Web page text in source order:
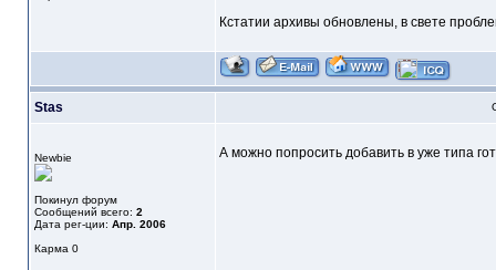
Кстатии архивы обновлены, в свете
Stas
Newbie
Покинул форум
Сообщений всего: 2
Дата рег-ции: Апр. 2006
Карма 0
А можно попросить добавить в уже типа